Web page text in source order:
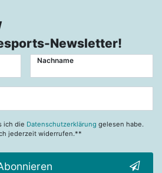
Newsletter!
Nachname
ich die Datenschutzerklärung gelesen habe.
jederzeit widerrufen.**